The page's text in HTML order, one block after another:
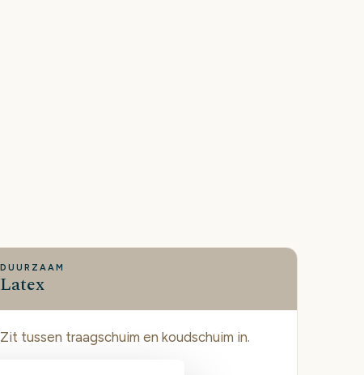
DUURZAAM
Latex
Zit tussen traagschuim en koudschuim in.